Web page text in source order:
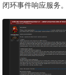
闭环事件响应服务